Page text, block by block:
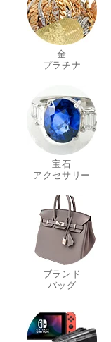
金
プラチナ
宝石
アクセサリー
ブランド
バッグ